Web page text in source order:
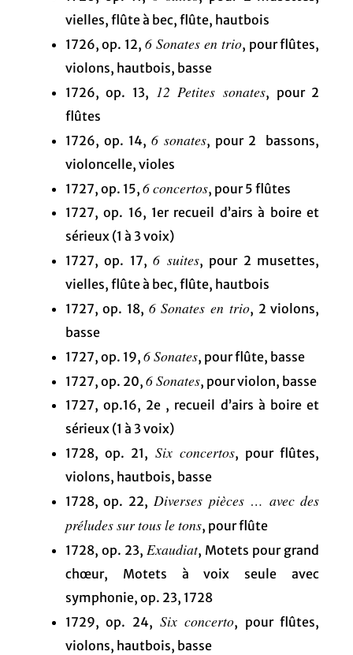
vielles, flûte à bec, flûte, hautbois
1726, op. 12,6 Sonates en trio, pour flûtes,
violons, hautbois, basse
1726, op. 13, 12 Petites sonates, pour 2
flûtes
1726, op. 14, 6 sonates, pour 2 bassons,
violoncelle, violes
1727, op. 15, 6 concertos, pour 5 flûtes
1727, op. 16, 1er recueil d’airs à boire et
sérieux (1 à 3 voix)
1727, op. 17,6 suites, pour 2 musettes,
vielles, flûte à bec, flûte, hautbois
1727, op. 18, 6 Sonates en trio, 2 violons,
basse
1727, op. 19, 6 Sonates, pour flûte, basse
1727, op. 20, 6 Sonates, pour violon, basse
1727, op.16, 2e , recueil d’airs à boire et
sérieux (1 à 3 voix)
1728, op. 21, Six concertos, pour flûtes,
violons, hautbois, basse
1728, op. 22,Diverses pièces … avec des
préludes sur tous le tons, pour flûte
1728, op. 23, Exaudiat, Motets pour grand
chœur, Motets à voix seule avec
symphonie, op. 23, 1728
1729, op. 24, Six concerto, pour flûtes,
violons, hautbois, basse